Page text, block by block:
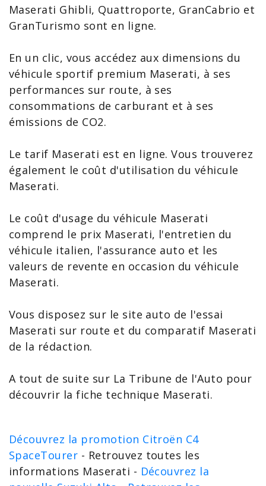
Maserati Ghibli, Quattroporte, GranCabrio et
GranTurismo sont en ligne.
En un clic, vous accédez aux dimensions du
véhicule sportif premium Maserati, à ses
performances sur route, à ses
consommations de carburant et à ses
émissions de CO2.
Le tarif Maserati est en ligne. Vous trouverez
également le coût d'utilisation du véhicule
Maserati.
Le coût d'usage du véhicule Maserati
comprend le prix Maserati, l'entretien du
véhicule italien, l'assurance auto et les
valeurs de revente en occasion du véhicule
Maserati.
Vous disposez sur le site auto de l'essai
Maserati sur route et du comparatif Maserati
de la rédaction.
A tout de suite sur La Tribune de l'Auto pour
découvrir lafiche technique Maserati.
Découvrez la promotion Citroën C4
SpaceTourer - Retrouvez toutes les
informations Maserati - Découvrez la